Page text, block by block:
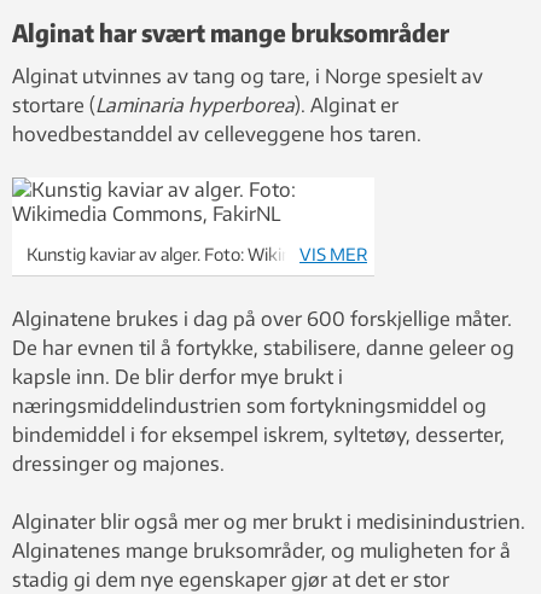
Alginat har svært mange bruksområder
Alginat utvinnes av tang og tare, i Norge spesielt av
stortare (Laminaria hyperborea). Alginat er
hovedbestanddel av celleveggene hos taren.
Kunstig kaviar av alger. Foto: Wikimedia
Commons, FakirNL
VIS MER
Alginatene brukes i dag på over 600 forskjellige måter.
De har evnen til å fortykke, stabilisere, danne geleer og
kapsle inn. De blir derfor mye brukt i
næringsmiddelindustrien som fortykningsmiddel og
bindemiddel i for eksempel iskrem, syltetøy, desserter,
dressinger og majones.
Alginater blir også mer og mer brukt i medisinindustrien.
Alginatenes mange bruksområder, og muligheten for å
stadig gi dem nye egenskaper gjør at det er stor